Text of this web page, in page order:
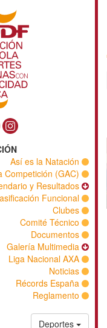
Así es la Natación
Competición (GAC)
y Resultados
Funcional
Clubes
Comité Técnico
Documentos
Galería Multimedia
Liga Nacional AXA
Noticias
Récords España
Reglamento
Deportes